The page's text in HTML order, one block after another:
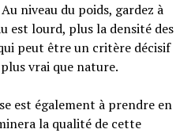
niveau du poids, gardez à
est lourd, plus la densité des
peut être un critère décisif
vrai que nature.
est également à prendre en
la qualité de cette